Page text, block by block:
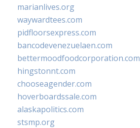
marianlives.org
waywardtees.com
pidfloorsexpress.com
bancodevenezuelaen.com
bettermoodfoodcorporation.com
hingstonnt.com
chooseagender.com
hoverboardssale.com
alaskapolitics.com
stsmp.org